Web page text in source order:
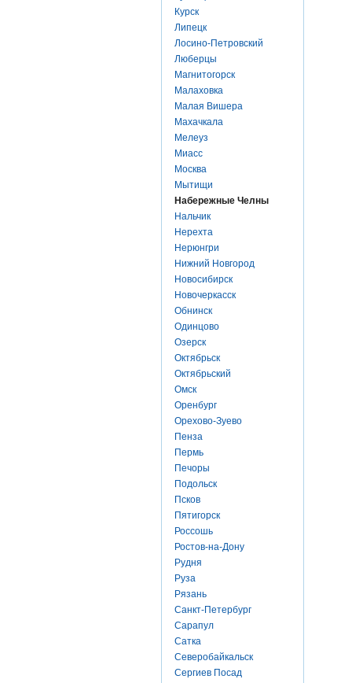
Курск
Липецк
Лосино-Петровский
Люберцы
Магнитогорск
Малаховка
Малая Вишера
Махачкала
Мелеуз
Миасс
Москва
Мытищи
Набережные Челны
Нальчик
Нерехта
Нерюнгри
Нижний Новгород
Новосибирск
Новочеркасск
Обнинск
Одинцово
Озерск
Октябрьск
Октябрьский
Омск
Оренбург
Орехово-Зуево
Пенза
Пермь
Печоры
Подольск
Псков
Пятигорск
Россошь
Ростов-на-Дону
Рудня
Руза
Рязань
Санкт-Петербург
Сарапул
Сатка
Северобайкальск
Сергиев Посад